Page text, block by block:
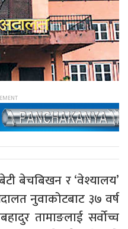
बेचबिखन र ‘वेश्यालय’
नुवाकोटबाट ३७ वर्ष
तामाङलाई सर्वोच्च